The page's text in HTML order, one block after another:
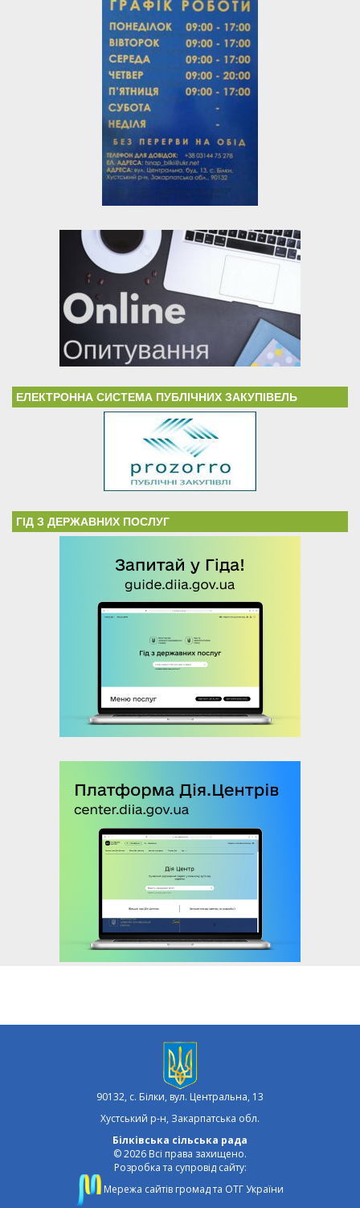
ЕЛЕКТРОННА СИСТЕМА ПУБЛІЧНИХ ЗАКУПІВЕЛЬ
ГІД З ДЕРЖАВНИХ ПОСЛУГ
90132, с. Білки, вул. Центральна, 13
Хустський р-н, Закарпатська обл.
Білківська сільська рада
© 2026 Всі права захищено.
Розробка та супровід сайту:
Мережа сайтів громад та ОТГ України